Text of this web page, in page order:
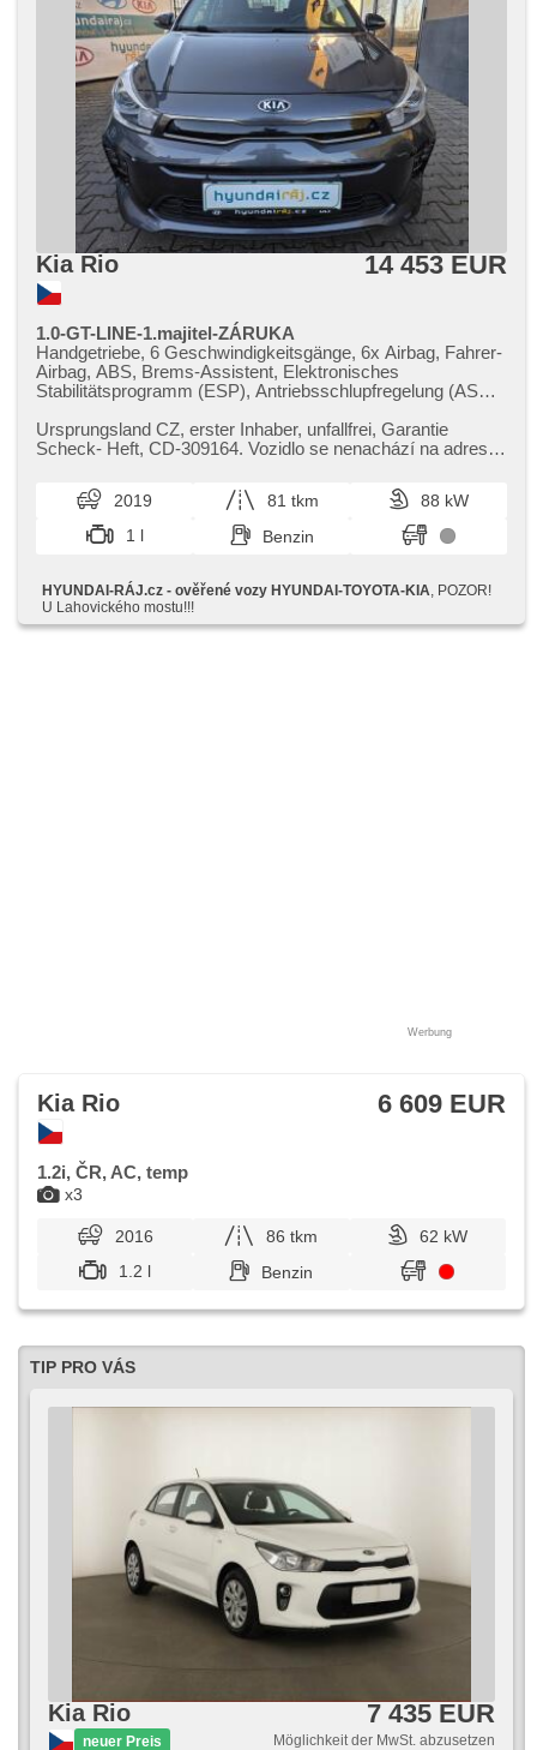
Kia Rio 14 453 EUR
1.0-GT-LINE-1.majitel-ZÁRUKA
Handgetriebe, 6 Geschwindigkeitsgänge, 6x Airbag, Fahrer-
Airbag, ABS, Brems-Assistent, Elektronisches
Stabilitätsprogramm (ESP), Antriebsschlupfregelung (ASR),
Anzeige, Servolenkung, 2-Zonen Klimaanlage,
Klimaautomatik, Adaptive Geschwindigkeitsregelung,
svícení, automatické přepínání dálkových světel, Alufelgen,
Bordcomputer, hlasové ovládání palubního počítače,
Navigation, parkovací senzory zadní, Fahrkamera,
bezklíčové startování, bezklíčové odemykání, Lichtsensor,
Multifunktionslenkrad, beheizte Lenkrad,
Beifahrerairbagdeaktivierung, hands free, Android Auto,
Apple CarPlay, Bluetooth, El. Seitenscheiben, El.
Ursprungsland CZ,​ erster Inhaber,​ unfallfrei,​ Garantie
Scheck​- Heft,​ CD​-309164. Vozidlo se nenachází na adrese
2019 81 tkm
88 kW
1 l
Benzin
HYUNDAI-RÁJ.cz - ověřené vozy HYUNDAI-TOYOTA-KIA , POZOR!
U Lahovického mostu!!!
Werbung
x3
Kia Rio 6 609 EUR
1.2i, ČR, AC, temp
2016 86 tkm
62 kW
1.2 l
Benzin
TIP PRO VÁS
Kia Rio
neuer Preis
7 435 EUR
Möglichkeit der MwSt. abzusetzen